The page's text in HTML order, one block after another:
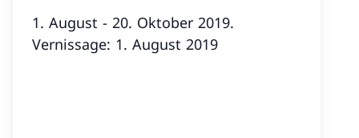
1. August - 20. Oktober 2019.
Vernissage: 1. August 2019